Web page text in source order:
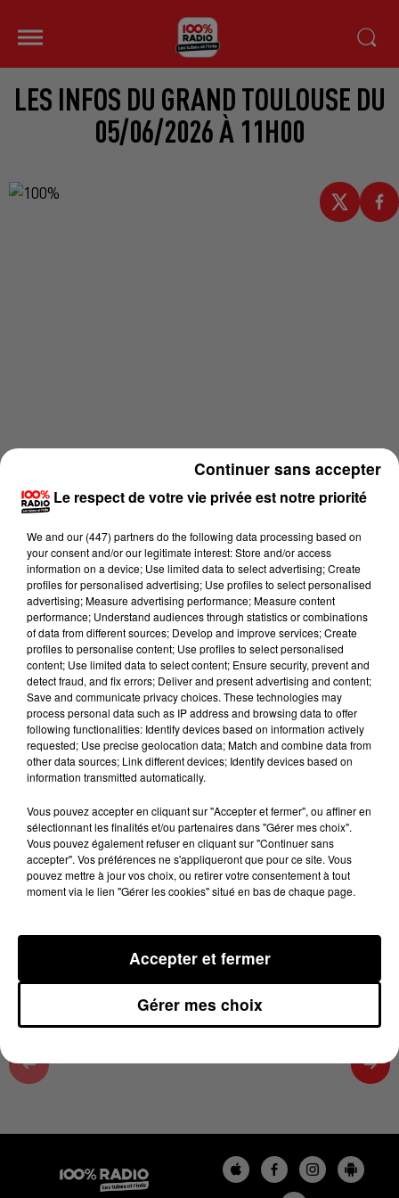
LES INFOS DU GRAND TOULOUSE DU
05/06/2026 À 11H00
Lecture (2 min 18 sec)
100%
Les infos du grand Toulouse du 05/06/2026 à
5 juin 2026 - 2 min 18 sec
LES INFOS DU GRAND TOULOUSE DU
05/06/2026 À 11H00
Podcasts infos du grand Toulouse
Le respect de votre vie privée est notre priorité
We and our (447) partnersdo the following data processing based on
your consent and/or our legitimate interest: Store and/or access
information on a device; Use limited data to select advertising; Create
profiles for personalised advertising; Use profiles to select personalised
advertising; Measure advertising performance; Measure content
performance; Understand audiences through statistics or combinations
of data from different sources; Develop and improve services; Create
profiles to personalise content; Use profiles to select personalised
content; Use limited data to select content; Ensure security, prevent and
detect fraud, and fix errors; Deliver and present advertising and content;
Save and communicate privacy choices. These technologies may
process personal data such as IP address and browsing data to offer
following functionalities: Identify devices based on information actively
requested; Use precise geolocation data; Match and combine data from
other data sources; Link different devices; Identify devices based on
information transmitted automatically.
Vous pouvez accepter en cliquant sur "Accepter et fermer", ou affiner en
sélectionnant les finalités et/ou partenaires dans "Gérer mes choix".
Vous pouvez également refuser en cliquant sur "Continuer sans
accepter". Vos préférences ne s'appliqueront que pour ce site. Vous
pouvez mettre à jour vos choix, ou retirer votre consentement à tout
moment via le lien "Gérer les cookies" situé en bas de chaque page.
Gérer mes choix
Accepter et fermer
Continuer sans accepter